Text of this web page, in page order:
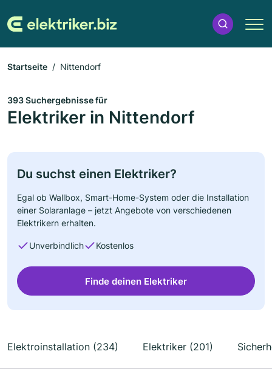
Startseite Nittendorf
393 Suchergebnisse für
Elektriker in Nittendorf
Du suchst einen Elektriker?
Egal ob Wallbox, Smart-Home-System oder die Installation
einer Solaranlage – jetzt Angebote von verschiedenen
Elektrikern erhalten.
Unverbindlich Kostenlos
Finde deinen Elektriker
Elektroinstallation (234) Elektriker (201)